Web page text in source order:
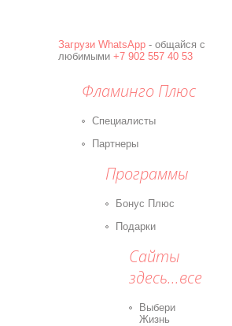
Загрузи WhatsApp - общайся с
любимыми +7 902 557 40 53
Фламинго Плюс
Специалисты
Партнеры
Программы
Бонус Плюс
Подарки
Сайты
здесь...все
Выбери
Жизнь